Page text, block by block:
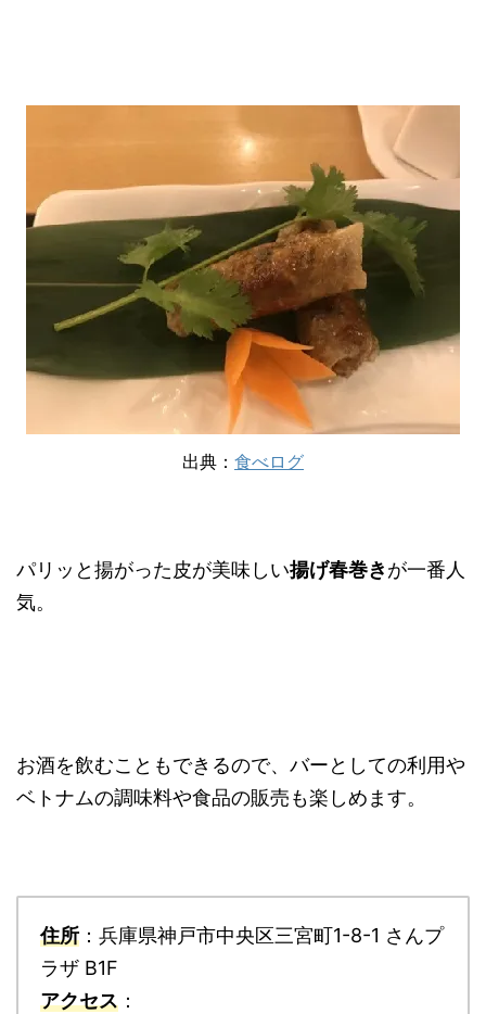
出典： 食べログ
パリッと揚がった皮が美味しい揚げ春巻きが一番人
気。
お酒を飲むこともできるので、バーとしての利用や
ベトナムの調味料や食品の販売も楽しめます。
住所 ：兵庫県神戸市中央区三宮町1-8-1 さんプ
ラザ B1F
アクセス ：